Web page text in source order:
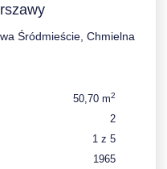
Śródmieście, Chmielna
50,70 m2
2
1 z 5
1965